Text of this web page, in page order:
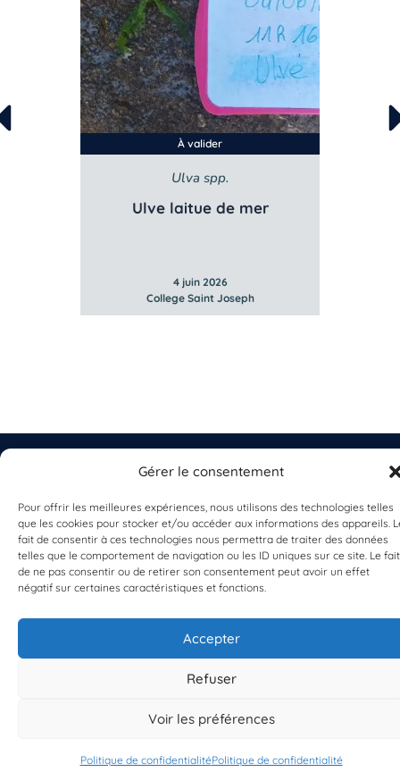
Gérer le consentement
Pour offrir les meilleures expériences, nous utilisons des technologies telles
que les cookies pour stocker et/ou accéder aux informations des appareils.
fait de consentir à ces technologies nous permettra de traiter des données
telles que le comportement de navigation ou les ID uniques sur ce site. Le fait
de ne pas consentir ou de retirer son consentement peut avoir un effet
négatif sur certaines caractéristiques et fonctions.
Accepter
Refuser
Voir les préférences
Politique de confidentialitéPolitique de confidentialité
À valider
Ulva spp.
Ulve laitue de mer
4 juin 2026
College Saint Joseph
S'INSCRIRE À LA NEWSLETTER